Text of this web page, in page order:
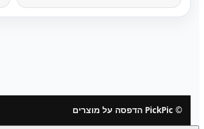
© PickPic הדפסה על מוצרים